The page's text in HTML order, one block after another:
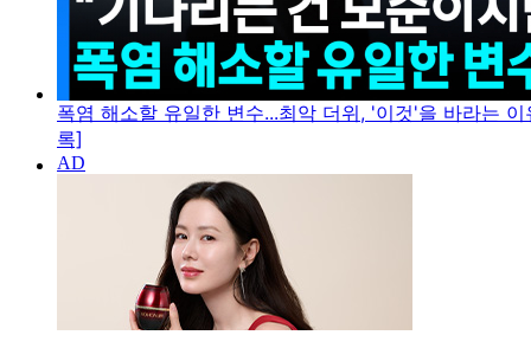
폭염 해소할 유일한 변수...최악 더위, '이것'을 바라는
록]